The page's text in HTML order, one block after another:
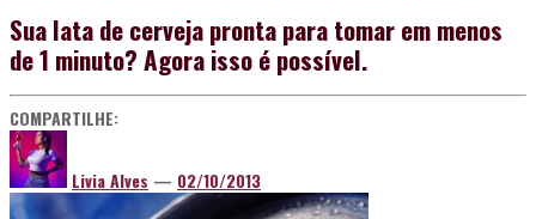
Sua lata de cerveja pronta para tomar em menos
de 1 minuto? Agora isso é possível.
COMPARTILHE:
Livia Alves — 02/10/2013